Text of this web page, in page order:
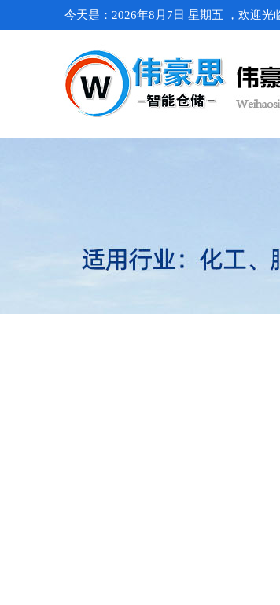
今天是：2026年8月7日 星期五 ，欢迎光